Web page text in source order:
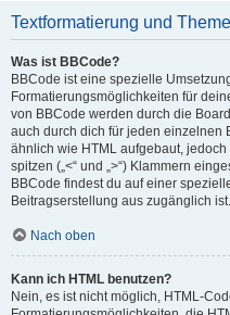
Textformatierung und
Was ist BBCode?
BBCode ist eine spezielle
Formatierungsmöglichkeiten für
von BBCode werden durch die
auch durch dich für jeden einzelnen
ähnlich wie HTML aufgebaut, jedoch
spitzen („<“ und „>“) Klammern
BBCode findest du auf einer
Beitragserstellung aus zugänglich ist.
Nach oben
Kann ich HTML benutzen?
Nein, es ist nicht möglich, HTML-